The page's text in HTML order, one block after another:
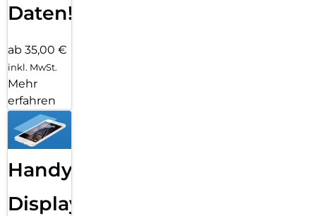
Daten!
ab 35,00 €
inkl. MwSt.
Mehr
erfahren
Handy
Displayfolie